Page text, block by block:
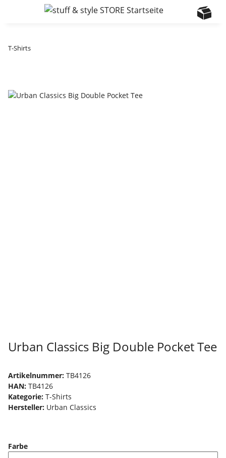
T-Shirts
Urban Classics Big Double Pocket Tee
Artikelnummer: TB4126
HAN: TB4126
Kategorie: T-Shirts
Hersteller: Urban Classics
Farbe